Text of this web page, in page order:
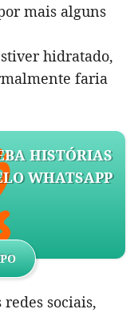
mais alguns
hidratado,
faria
HISTÓRIAS
WHATSAPP
sociais,